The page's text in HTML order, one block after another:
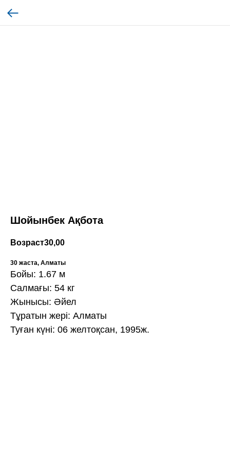
Шойынбек Ақбота
Возраст30,00
30 жаста, Алматы
Бойы: 1.67 м
Салмағы: 54 кг
Жынысы: Әйел
Тұратын жері: Алматы
Туған күні: 06 желтоқсан, 1995ж.